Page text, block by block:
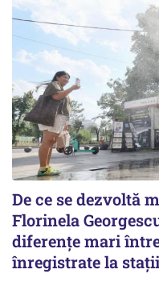
De ce se dezvoltă
Florinela
diferențe mari
înregistrate la